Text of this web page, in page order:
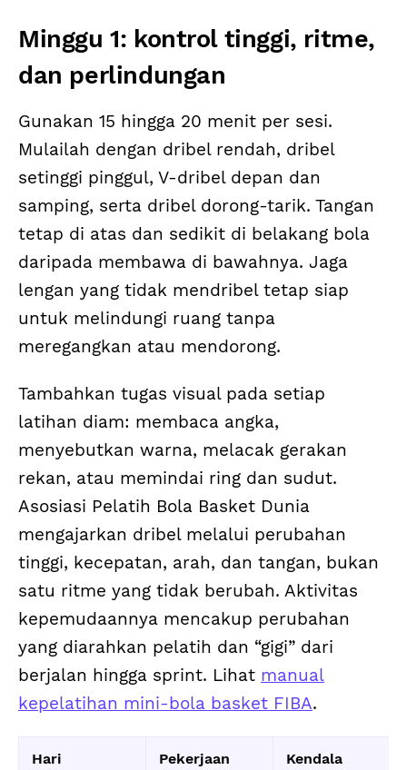
Minggu 1: kontrol tinggi, ritme,
dan perlindungan
Gunakan 15 hingga 20 menit per sesi.
Mulailah dengan dribel rendah, dribel
setinggi pinggul, V-dribel depan dan
samping, serta dribel dorong-tarik. Tangan
tetap di atas dan sedikit di belakang bola
daripada membawa di bawahnya. Jaga
lengan yang tidak mendribel tetap siap
untuk melindungi ruang tanpa
meregangkan atau mendorong.
Tambahkan tugas visual pada setiap
latihan diam: membaca angka,
menyebutkan warna, melacak gerakan
rekan, atau memindai ring dan sudut.
Asosiasi Pelatih Bola Basket Dunia
mengajarkan dribel melalui perubahan
tinggi, kecepatan, arah, dan tangan, bukan
satu ritme yang tidak berubah. Aktivitas
kepemudaannya mencakup perubahan
yang diarahkan pelatih dan “gigi” dari
berjalan hingga sprint. Lihat manual
kepelatihan mini-bola basket FIBA.
Hari
Pekerjaan
Kendala